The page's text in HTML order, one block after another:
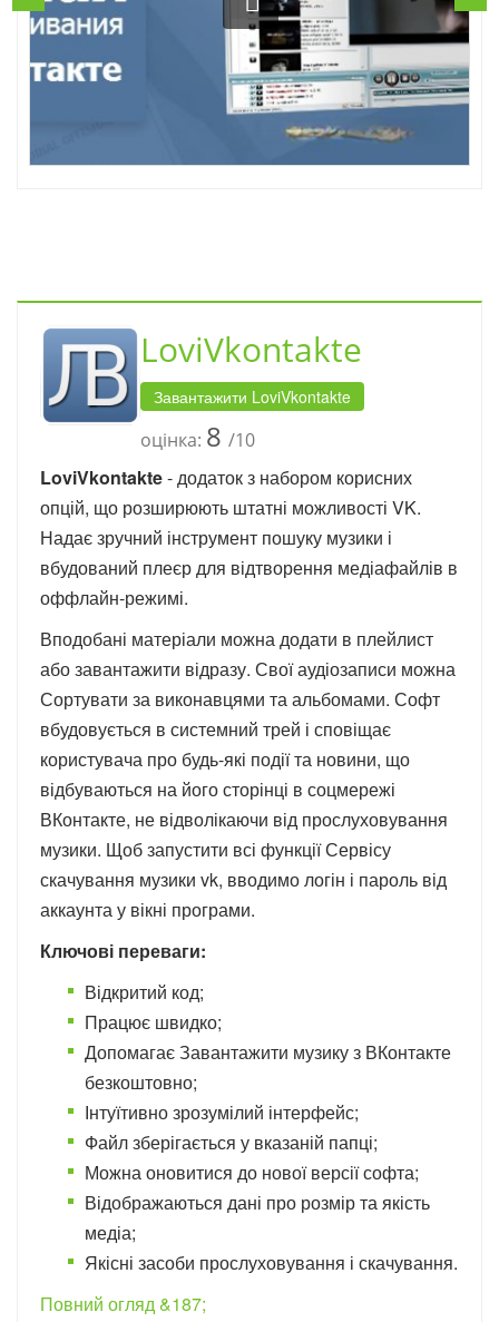
LoviVkontakte
Завантажити LoviVkontakte
оцінка: 8 /10
LoviVkontakte- додаток з набором корисних
опцій, що розширюють штатні можливості VK.
Надає зручний інструмент пошуку музики і
вбудований плеєр для відтворення медіафайлів в
оффлайн-режимі.
Вподобані матеріали можна додати в плейлист
або завантажити відразу. Свої аудіозаписи можна
Сортувати за виконавцями та альбомами. Софт
вбудовується в системний трей і сповіщає
користувача про будь-які події та новини, що
відбуваються на його сторінці в соцмережі
ВКонтакте, не відволікаючи від прослуховування
музики. Щоб запустити всі функції Сервісу
скачування музики vk, вводимо логін і пароль від
аккаунта у вікні програми.
Ключові переваги:
Відкритий код;
Працює швидко;
Допомагає Завантажити музику з ВКонтакте
безкоштовно;
Інтуїтивно зрозумілий інтерфейс;
Файл зберігається у вказаній папці;
Можна оновитися до нової версії софта;
Відображаються дані про розмір та якість
медіа;
Якісні засоби прослуховування і скачування.
Повний огляд &187;